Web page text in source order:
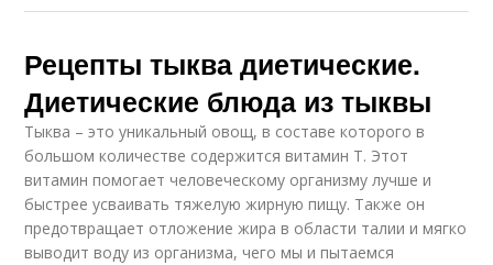
Рецепты тыква диетические.
Диетические блюда из тыквы
Тыква – это уникальный овощ, в составе которого в
большом количестве содержится витамин Т. Этот
витамин помогает человеческому организму лучше и
быстрее усваивать тяжелую жирную пищу. Также он
предотвращает отложение жира в области талии и мягко
выводит воду из организма, чего мы и пытаемся